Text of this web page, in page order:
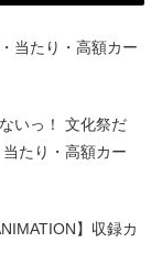
当たり・高額カー
いっ！ 文化祭だ
たり・高額カー
】収録カ